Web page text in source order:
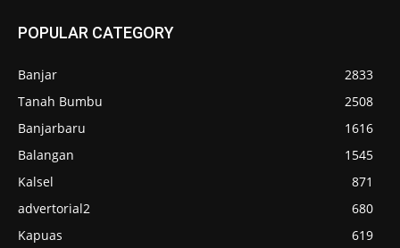
POPULAR CATEGORY
Banjar
2833
Tanah Bumbu
2508
Banjarbaru
1616
Balangan
1545
Kalsel
871
advertorial2
680
Kapuas
619